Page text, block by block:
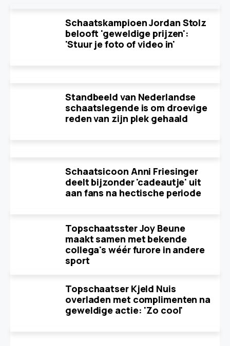
Schaatskampioen Jordan Stolz
belooft 'geweldige prijzen':
'Stuur je foto of video in'
Standbeeld van Nederlandse
schaatslegende is om droevige
reden van zijn plek gehaald
Schaatsicoon Anni Friesinger
deelt bijzonder 'cadeautje' uit
aan fans na hectische periode
Topschaatsster Joy Beune
maakt samen met bekende
collega's wéér furore in andere
sport
Topschaatser Kjeld Nuis
overladen met complimenten na
geweldige actie: 'Zo cool'